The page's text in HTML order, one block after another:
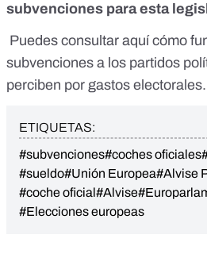
subvenciones para esta
Puedes consultar aquícómo
subvenciones a los partidos
perciben por gastos electorales.
ETIQUETAS:
#subvenciones#coches oficiales
#sueldo#Unión Europea#Alvise
#coche oficial #Alvise
#Elecciones europeas